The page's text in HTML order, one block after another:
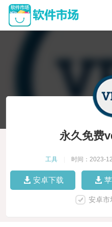
永久免费
工具 时间：2023-
安卓下载
安卓市